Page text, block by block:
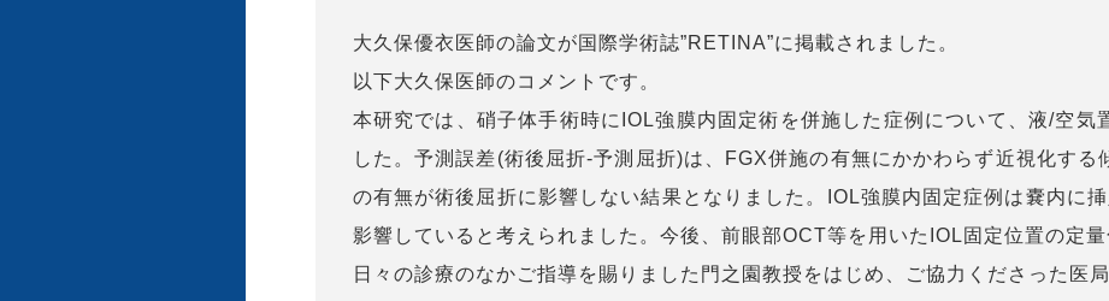
大久保優衣医師の論文が国際学術誌”RETINA”に掲載されました。
以下大久保医師のコメントです。
本研究では、硝子体手術時にIOL強膜内固定術を併施した症例について、液/空気
した。予測誤差(術後屈折-予測屈折)は、FGX併施の有無にかかわらず近視化す
の有無が術後屈折に影響しない結果となりました。IOL強膜内固定症例は嚢内に
影響していると考えられました。今後、前眼部OCT等を用いたIOL固定位置の定
日々の診療のなかご指導を賜りました門之園教授をはじめ、ご協力くださった医